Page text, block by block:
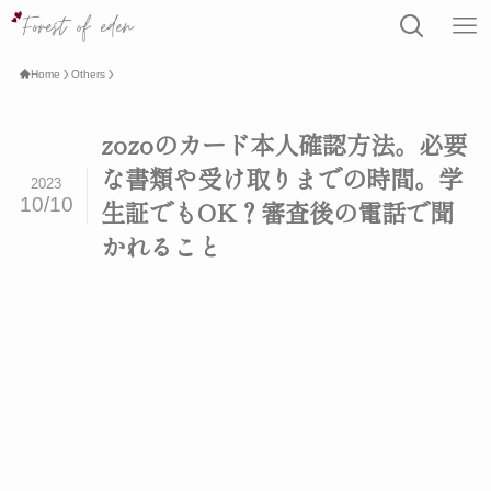
Home Others
zozoのカード本人確認方法。必要
な書類や受け取りまでの時間。学
生証でもOK？審査後の電話で聞
かれること
2023
10/10